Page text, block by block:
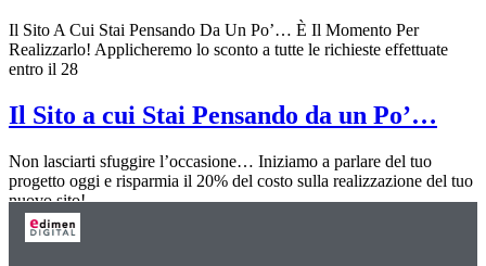
Il Sito A Cui Stai Pensando Da Un Po’… È Il Momento Per
Realizzarlo! Applicheremo lo sconto a tutte le richieste effettuate
entro il 28
Il Sito a cui Stai Pensando da un Po’…
Non lasciarti sfuggire l’occasione… Iniziamo a parlare del tuo
progetto oggi e risparmia il 20% del costo sulla realizzazione del tuo
nuovo sito!